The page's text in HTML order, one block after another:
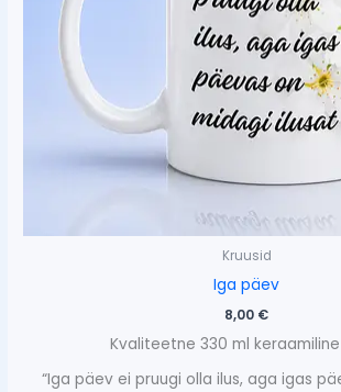
Kruusid
Iga päev
8,00 €
Kvaliteetne 330 ml keraamiline
“Iga päev ei pruugi olla ilus, aga igas